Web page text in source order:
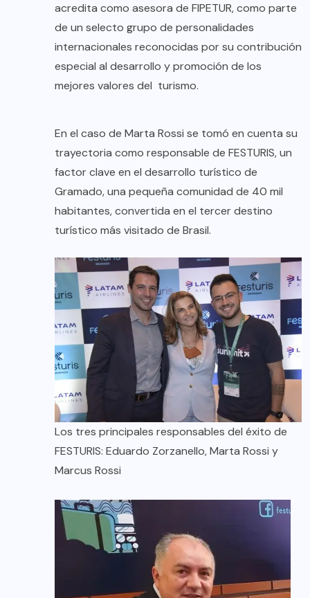
acredita como asesora de FIPETUR, como parte
de un selecto grupo de personalidades
internacionales reconocidas por su contribución
especial al desarrollo y promoción de los
mejores valores del turismo.
En el caso de Marta Rossi se tomó en cuenta su
trayectoria como responsable de FESTURIS, un
factor clave en el desarrollo turístico de
Gramado, una pequeña comunidad de 40 mil
habitantes, convertida en el tercer destino
turístico más visitado de Brasil.
Los tres principales responsables del éxito de
FESTURIS: Eduardo Zorzanello, Marta Rossi y
Marcus Rossi